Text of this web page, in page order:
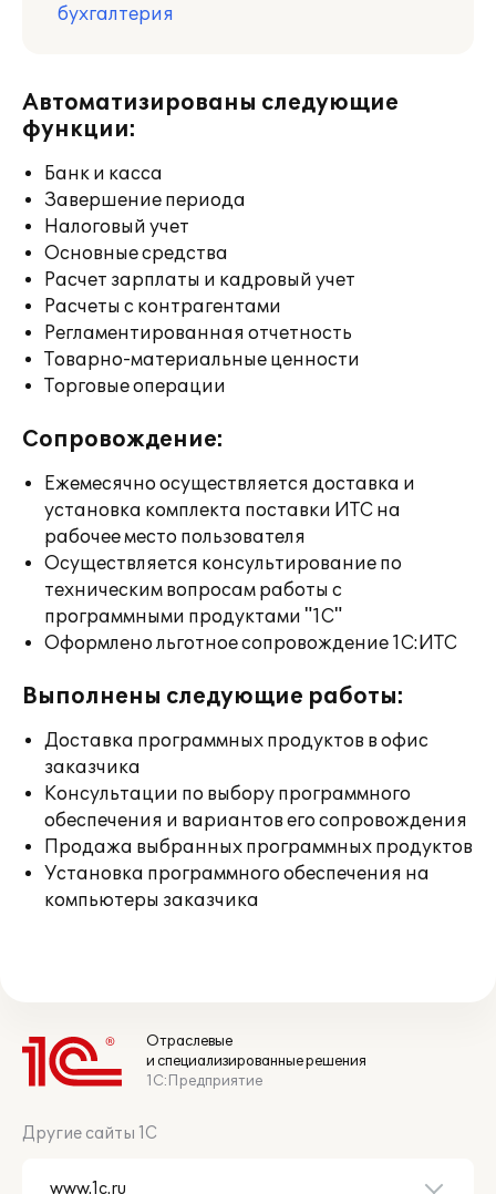
бухгалтерия
Автоматизированы следующие
функции:
Банк и касса
Завершение периода
Налоговый учет
Основные средства
Расчет зарплаты и кадровый учет
Расчеты с контрагентами
Регламентированная отчетность
Товарно-материальные ценности
Торговые операции
Сопровождение:
Ежемесячно осуществляется доставка и
установка комплекта поставки ИТС на
рабочее место пользователя
Осуществляется консультирование по
техническим вопросам работы с
программными продуктами "1С"
Оформлено льготное сопровождение 1С:ИТС
Выполнены следующие работы:
Доставка программных продуктов в офис
заказчика
Консультации по выбору программного
обеспечения и вариантов его сопровождения
Продажа выбранных программных продуктов
Установка программного обеспечения на
компьютеры заказчика
Отраслевые
и специализированные решения
1С:Предприятие
Другие сайты 1С